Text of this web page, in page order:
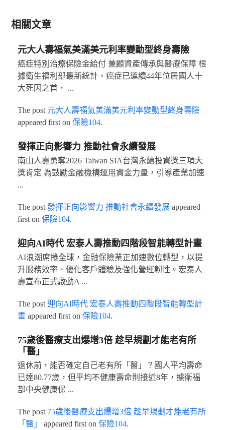
相關文章
元大人壽福氣美滿美元利率變動型終身壽險
癌症特別治療保險金給付 兼顧資產傳承與醫療保障 根
據衛生福利部最新統計，癌症已連續44年位居國人十
大死因之首， ...
The post 元大人壽福氣美滿美元利率變動型終身壽險
appeared first on 保險104.
發揮正向影響力 推動社會永續發展
南山人壽勇奪2026 Taiwan SIA台灣永續投資獎三項大
獎肯定 為鼓勵金融機構運用資金力量，引導產業加速
...
The post 發揮正向影響力 推動社會永續發展appeared
first on 保險104.
迎向AI時代 宏泰人壽推動四階段智能轉型計畫
AI浪潮席捲全球，金融保險業正加速數位轉型，以提
升服務效率、優化客戶體驗及強化營運韌性。宏泰人
壽宣布正式啟動A ...
The post 迎向AI時代 宏泰人壽推動四階段智能轉型計
畫appeared first on 保險104.
75歲後醫療支出爆增3倍 趁早規劃才能老有所
「醫」
退休前，能否確定自己老有所「醫」？國人平均壽命
已達80.77歲，但平均不健康壽命則接近8年，據衛福
部中央健康保 ...
The post 75歲後醫療支出爆增3倍 趁早規劃才能老有所
「醫」
appeared first on 保險104.